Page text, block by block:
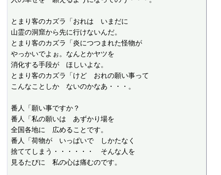
とまり客のカズラ「おれは　いまだに
山霊の洞窟から先に行けないんだ。
とまり客のカズラ「炎につつまれた怪物が
やっかいでよぉ。なんとかヤツを
消化する手段が　ほしいよな。
とまり客のカズラ「けど　おれの願い事って
こんなことしか　ないのかなあ・・・。
番人「願い事ですか？
番人「私の願いは　あずかり場を
全国各地に　広めることです。
番人「荷物が　いっぱいで　しかたなく
捨ててしまう・・・・・・　そんな人を
見るたびに　私の心は痛むのです。